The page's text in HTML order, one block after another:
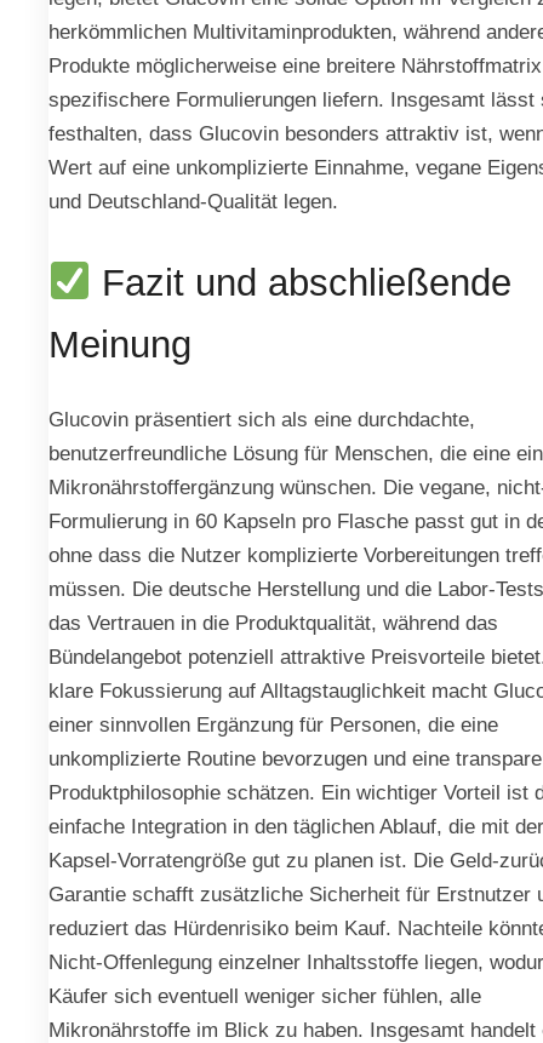
herkömmlichen Multivitaminprodukten, während
Produkte möglicherweise eine breitere
spezifischere Formulierungen liefern. Insgesamt lässt
festhalten, dass Glucovin besonders attraktiv ist,
Wert auf eine unkomplizierte Einnahme, vegane
und Deutschland-Qualität legen.
Fazit und abschließende
Meinung
Glucovin präsentiert sich als eine durchdachte,
benutzerfreundliche Lösung für Menschen, die eine
Mikronährstoffergänzung wünschen. Die vegane,
Formulierung in 60 Kapseln pro Flasche passt gut in
ohne dass die Nutzer komplizierte Vorbereitungen
müssen. Die deutsche Herstellung und die Labor-
das Vertrauen in die Produktqualität, während das
Bündelangebot potenziell attraktive Preisvorteile
klare Fokussierung auf Alltagstauglichkeit macht
einer sinnvollen Ergänzung für Personen, die eine
unkomplizierte Routine bevorzugen und eine
Produktphilosophie schätzen. Ein wichtiger Vorteil ist
einfache Integration in den täglichen Ablauf, die mit
Kapsel-Vorratengröße gut zu planen ist. Die Geld-
Garantie schafft zusätzliche Sicherheit für Erstnutzer
reduziert das Hürdenrisiko beim Kauf. Nachteile
Nicht-Offenlegung einzelner Inhaltsstoffe liegen,
Käufer sich eventuell weniger sicher fühlen, alle
Mikronährstoffe im Blick zu haben. Insgesamt handelt